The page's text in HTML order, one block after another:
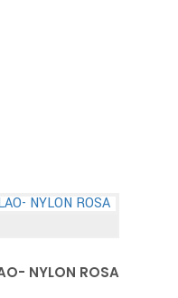
NYLON ROSA